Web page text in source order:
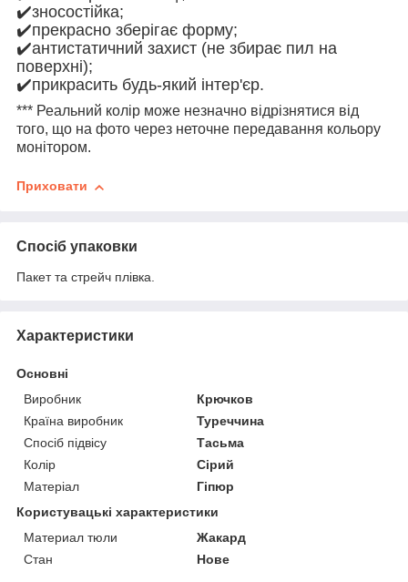
✔️зносостійка;
✔️прекрасно зберігає форму;
✔️антистатичний захист (не збирає пил на
поверхні);
✔️прикрасить будь-який інтер'єр.
*** Реальний колір може незначно відрізнятися від
того, що на фото через неточне передавання кольору
монітором.
Приховати
Спосіб упаковки
Пакет та стрейч плівка.
Характеристики
Основні
Виробник
Крючков
Країна виробник
Туреччина
Спосіб підвісу
Тасьма
Колір
Сірий
Матеріал
Гіпюр
Користувацькі характеристики
Материал тюли
Жакард
Стан
Нове